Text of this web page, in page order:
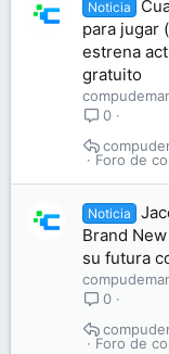
Noticia
para jugar
estrena
gratuito
0
Foro de
Noticia
Brand
su futura
0
Foro de